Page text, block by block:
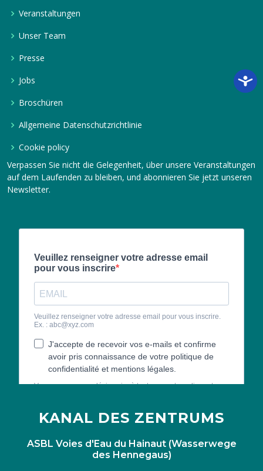
Veranstaltungen
Unser Team
Presse
Jobs
Broschüren
Allgemeine Datenschutzrichtlinie
Cookie policy
Verpassen Sie nicht die Gelegenheit, über unsere Veranstaltungen
auf dem Laufenden zu bleiben, und abonnieren Sie jetzt unseren
Newsletter.
KANAL DES ZENTRUMS
ASBL Voies d'Eau du Hainaut (Wasserwege
des Hennegaus)